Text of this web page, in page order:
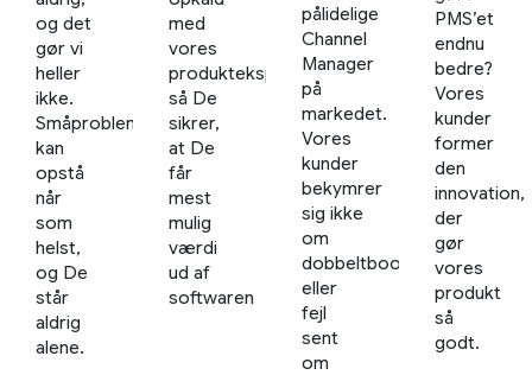
og det
gør vi
heller
ikke.
Småproblemer
kan
opstå
når
som
helst,
og De
står
aldrig
alene.
med
vores
produkteksperter,
så De
sikrer,
at De
får
mest
mulig
værdi
ud af
softwaren
pålidelige
Channel
Manager
på
markedet.
Vores
kunder
bekymrer
sig ikke
om
dobbeltbookinger
eller
fejl
sent
om
PMS’et
endnu
bedre?
Vores
kunder
former
den
innovation,
der
gør
vores
produkt
så
godt.